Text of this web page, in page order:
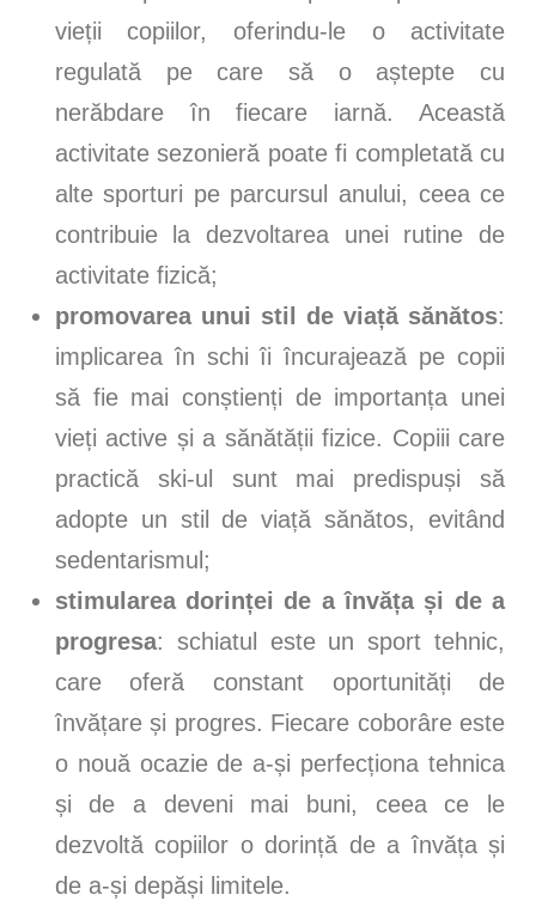
vieții copiilor, oferindu-le o activitate
regulată pe care să o aștepte cu
nerăbdare în fiecare iarnă. Această
activitate sezonieră poate fi completată cu
alte sporturi pe parcursul anului, ceea ce
contribuie la dezvoltarea unei rutine de
activitate fizică;
promovarea unui stil de viață sănătos:
implicarea în schi îi încurajează pe copii
să fie mai conștienți de importanța unei
vieți active și a sănătății fizice. Copiii care
practică ski-ul sunt mai predispuși să
adopte un stil de viață sănătos, evitând
sedentarismul;
stimularea dorinței de a învăța și de a
progresa: schiatul este un sport tehnic,
care oferă constant oportunități de
învățare și progres. Fiecare coborâre este
o nouă ocazie de a-și perfecționa tehnica
și de a deveni mai buni, ceea ce le
dezvoltă copiilor o dorință de a învăța și
de a-și depăși limitele.